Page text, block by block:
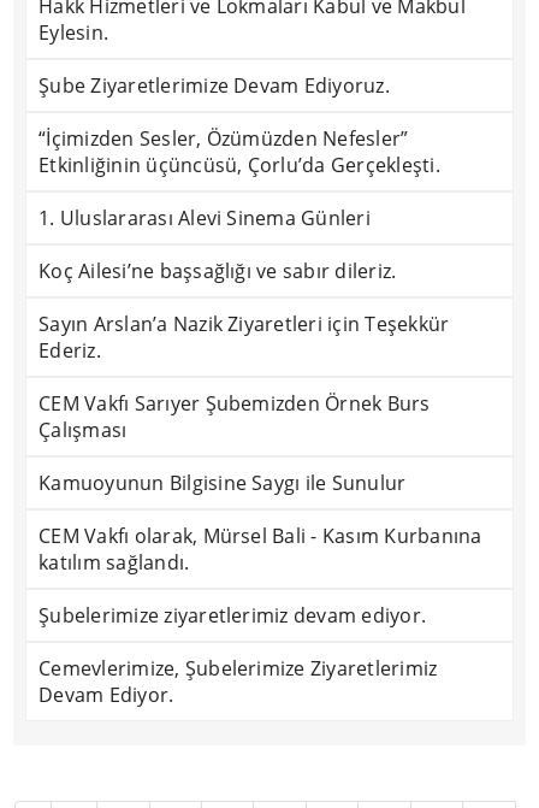
Hakk Hizmetleri ve Lokmaları Kabul ve Makbul
Eylesin.
Şube Ziyaretlerimize Devam Ediyoruz.
“İçimizden Sesler, Özümüzden Nefesler”
Etkinliğinin üçüncüsü, Çorlu’da Gerçekleşti.
1. Uluslararası Alevi Sinema Günleri
Koç Ailesi’ne başsağlığı ve sabır dileriz.
Sayın Arslan’a Nazik Ziyaretleri için Teşekkür
Ederiz.
CEM Vakfı Sarıyer Şubemizden Örnek Burs
Çalışması
Kamuoyunun Bilgisine Saygı ile Sunulur
CEM Vakfı olarak, Mürsel Bali - Kasım Kurbanına
katılım sağlandı.
Şubelerimize ziyaretlerimiz devam ediyor.
Cemevlerimize, Şubelerimize Ziyaretlerimiz
Devam Ediyor.